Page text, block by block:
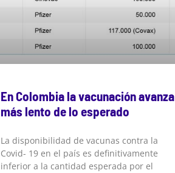
En Colombia la vacunación avanza
más lento de lo esperado
La disponibilidad de vacunas contra la
Covid- 19 en el país es definitivamente
inferior a la cantidad esperada por el